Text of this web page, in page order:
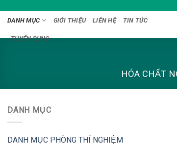
qua
dung
DANH MỤC GIỚI THIỆU LIÊN HỆ TIN TỨC
TUYỂN DỤNG
HÓA CHẤT
DANH MỤC
DANH MỤC PHÒNG THÍ NGHIỆM